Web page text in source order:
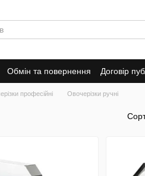
Обмін та повернення Договір
професійні Овочерізки ручні